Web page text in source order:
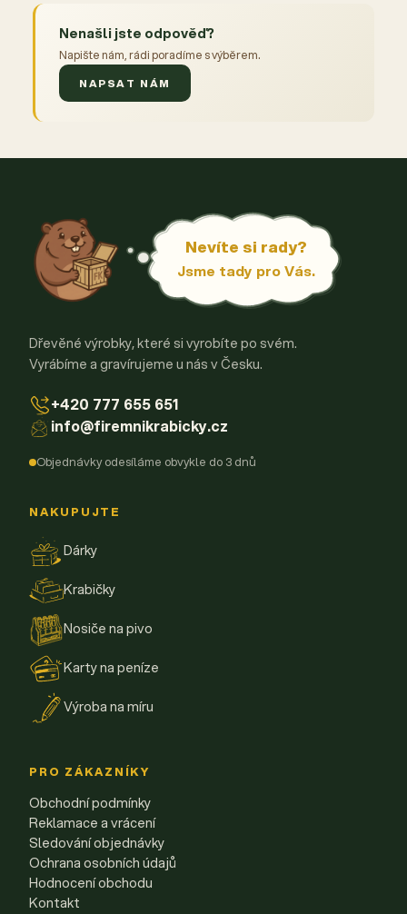
Nenašli jste odpověď?
Napište nám, rádi poradíme s výběrem.
NAPSAT NÁM
Nevíte si rady?
Jsme tady pro Vás.
Dřevěné výrobky, které si vyrobíte po svém.
Vyrábíme a gravírujeme u nás v Česku.
+420 777 655 651
info@firemnikrabicky.cz
Objednávky odesíláme obvykle do 3 dnů
NAKUPUJTE
Dárky
Krabičky
Nosiče na pivo
Karty na peníze
Výroba na míru
PRO ZÁKAZNÍKY
Obchodní podmínky
Reklamace a vrácení
Sledování objednávky
Ochrana osobních údajů
Hodnocení obchodu
Kontakt